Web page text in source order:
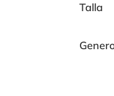
Talla